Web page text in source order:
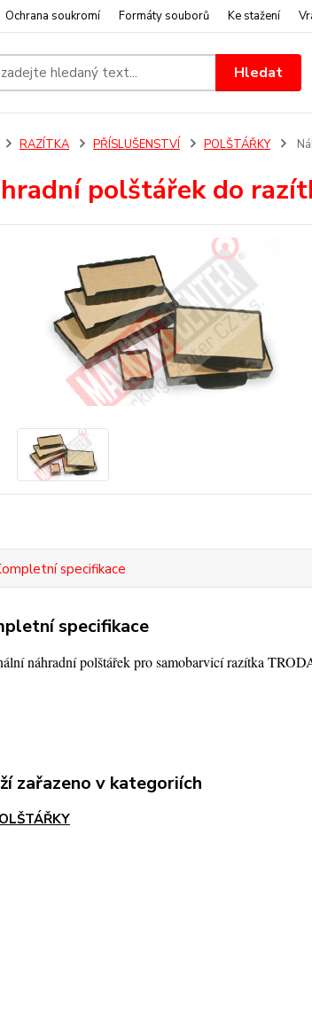
Ochrana soukromí Formáty souborů Ke stažení
Hledat
RAZÍTKA PŘÍSLUŠENSTVÍ POLŠTÁŘKY
polštářek do
specifikace
specifikace
náhradní polštářek pro samobarvicí razítka
zařazeno v kategoriích